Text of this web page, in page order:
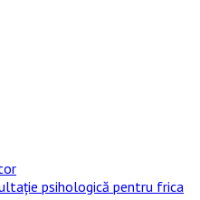
psihologică pentru frica